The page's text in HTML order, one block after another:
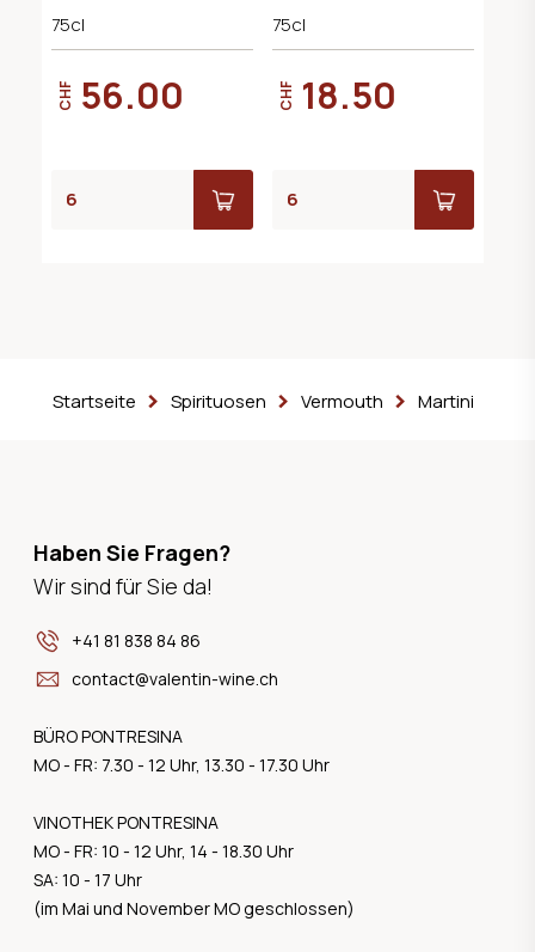
75cl
CHF 56.00
75cl
CHF 18.50
Startseite Spirituosen Vermouth Martini
Haben Sie Fragen?
Wir sind für Sie da!
+41 81 838 84 86
contact@valentin-wine.ch
BÜRO PONTRESINA
MO - FR: 7.30 - 12 Uhr, 13.30 - 17.30 Uhr
VINOTHEK PONTRESINA
MO - FR: 10 - 12 Uhr, 14 - 18.30 Uhr
SA: 10 - 17 Uhr
(im Mai und November MO geschlossen)